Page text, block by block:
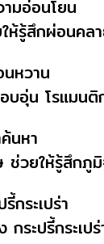
มอ่อนโยน
ห้รู้สึกผ่อนคล
หวาน
บอุ่น โรแมนติ
นหา
ช่วยให้รู้สึกภู
กระเปร่า
ระปรี้กระเป